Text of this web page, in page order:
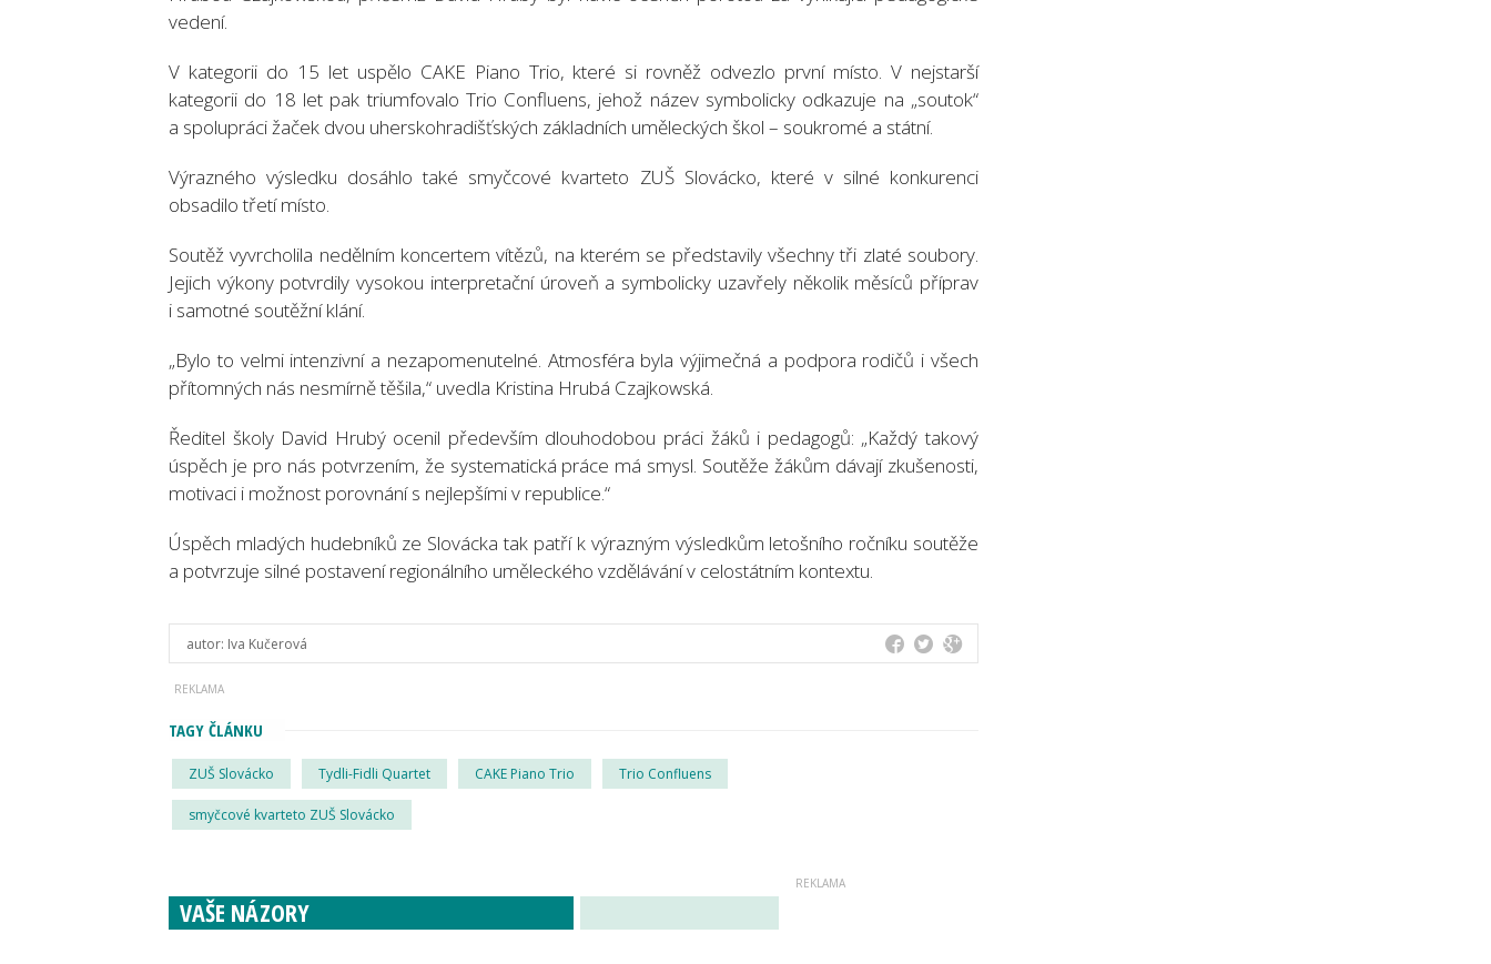
vedení.
V kategorii do 15 let uspělo CAKE Piano Trio, které si rovněž odvezlo první místo. V nejstarší
kategorii do 18 let pak triumfovalo Trio Confluens, jehož název symbolicky odkazuje na „soutok“
a spolupráci žaček dvou uherskohradišťských základních uměleckých škol – soukromé a státní.
Výrazného výsledku dosáhlo také smyčcové kvarteto ZUŠ Slovácko, které v silné konkurenci
obsadilo třetí místo.
Soutěž vyvrcholila nedělním koncertem vítězů, na kterém se představily všechny tři zlaté soubory.
Jejich výkony potvrdily vysokou interpretační úroveň a symbolicky uzavřely několik měsíců příprav
i samotné soutěžní klání.
„Bylo to velmi intenzivní a nezapomenutelné. Atmosféra byla výjimečná a podpora rodičů i všech
přítomných nás nesmírně těšila,“ uvedla Kristina Hrubá Czajkowská.
Ředitel školy David Hrubý ocenil především dlouhodobou práci žáků i pedagogů: „Každý takový
úspěch je pro nás potvrzením, že systematická práce má smysl. Soutěže žákům dávají zkušenosti,
motivaci i možnost porovnání s nejlepšími v republice.“
Úspěch mladých hudebníků ze Slovácka tak patří k výrazným výsledkům letošního ročníku soutěže
a potvrzuje silné postavení regionálního uměleckého vzdělávání v celostátním kontextu.
autor: Iva Kučerová
TAGY ČLÁNKU
ZUŠ Slovácko Tydli-Fidli Quartet CAKE Piano Trio Trio Confluens
smyčcové kvarteto ZUŠ Slovácko
VAŠE NÁZORY